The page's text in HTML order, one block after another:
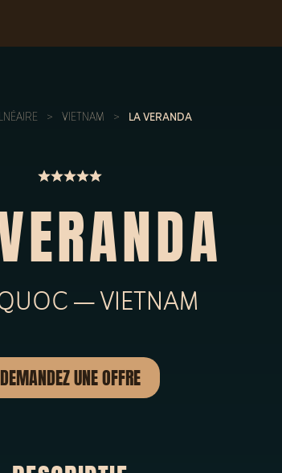
> VIETNAM > LA VERANDA
— VIETNAM
DEMANDEZ UNE OFFRE